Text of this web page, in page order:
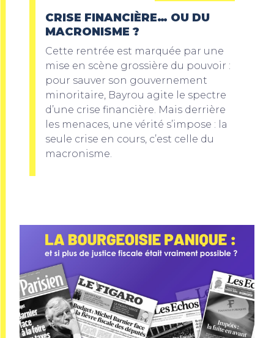
CRISE FINANCIÈRE… OU DU
MACRONISME ?
Cette rentrée est marquée par une
mise en scène grossière du pouvoir :
pour sauver son gouvernement
minoritaire, Bayrou agite le spectre
d’une crise financière. Mais derrière
les menaces, une vérité s’impose : la
seule crise en cours, c’est celle du
macronisme.